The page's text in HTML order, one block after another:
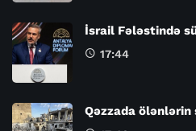
İsrail Fələstində
17:44
Qəzzada ölənlərin